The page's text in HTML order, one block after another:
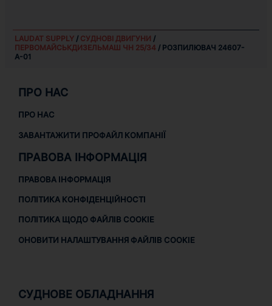
LAUDAT SUPPLY/ СУДНОВІ ДВИГУНИ /
ПЕРВОМАЙСЬКДИЗЕЛЬМАШ ЧН 25/34/ РОЗПИЛЮВАЧ 24607-
А-01
ПРО НАС
ПРО НАС
ЗАВАНТАЖИТИ ПРОФАЙЛ КОМПАНІЇ
ПРАВОВА ІНФОРМАЦІЯ
ПРАВОВА ІНФОРМАЦІЯ
ПОЛІТИКА КОНФІДЕНЦІЙНОСТІ
ПОЛІТИКА ЩОДО ФАЙЛІВ COOKIE
ОНОВИТИ НАЛАШТУВАННЯ ФАЙЛІВ COOKIE
СУДНОВЕ ОБЛАДНАННЯ